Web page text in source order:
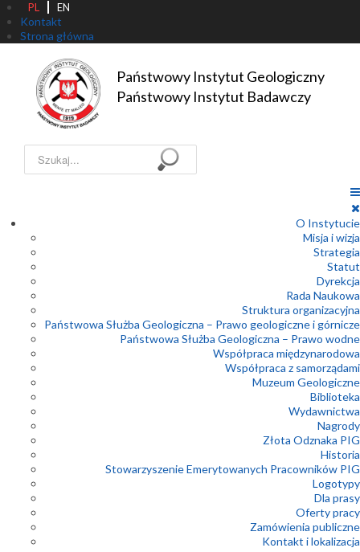
PL EN
Kontakt
Strona główna
Państwowy Instytut Geologiczny
Państwowy Instytut Badawczy
Szukaj...
O Instytucie
Misja i wizja
Strategia
Statut
Dyrekcja
Rada Naukowa
Struktura organizacyjna
Państwowa Służba Geologiczna – Prawo geologiczne i górnicze
Państwowa Służba Geologiczna – Prawo wodne
Współpraca międzynarodowa
Współpraca z samorządami
Muzeum Geologiczne
Biblioteka
Wydawnictwa
Nagrody
Złota Odznaka PIG
Historia
Stowarzyszenie Emerytowanych Pracowników PIG
Logotypy
Dla prasy
Oferty pracy
Zamówienia publiczne
Kontakt i lokalizacja